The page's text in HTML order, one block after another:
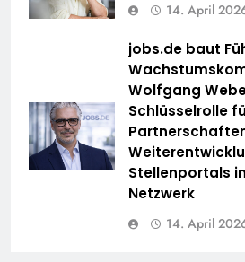
14. April
jobs.de baut
Wolfgang
Schlüsselrolle
Stellenportals
Netzwerk
14. April